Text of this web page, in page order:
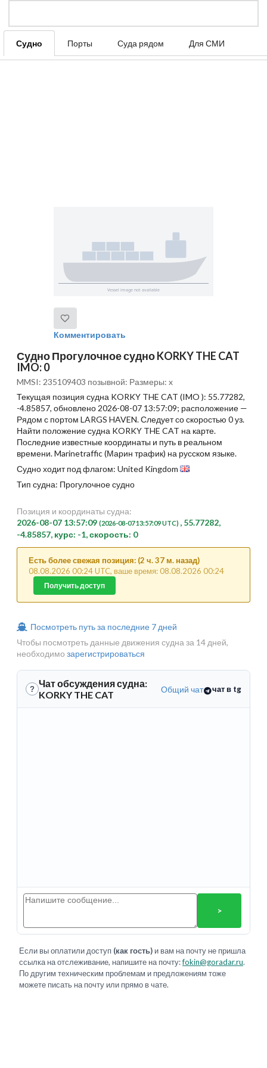
Судно Порты Суда рядом Для СМИ
Комментировать
Судно Прогулочное судно KORKY THE CAT
IMO: 0
MMSI: 235109403 позывной: Размеры: x
Текущая позиция судна KORKY THE CAT (IMO ): 55.77282,
-4.85857, обновлено 2026-08-07 13:57:09; расположение —
Рядом с портом LARGS HAVEN. Следует со скоростью 0 уз.
Найти положение судна KORKY THE CAT на карте.
Последние известные координаты и путь в реальном
времени. Marinetraffic (Марин трафик) на русском языке.
Судно ходит под флагом: United Kingdom
Тип судна: Прогулочное судно
Позиция и координаты судна:
2026-08-07 13:57:09 (2026-08-07 13:57:09 UTC) , 55.77282,
-4.85857, курс: -1, скорость: 0
Есть более свежая позиция: (2 ч. 37 м. назад)
08.08.2026 00:24 UTC, ваше время: 08.08.2026 00:24
Получить доступ
Посмотреть путь за последние 7 дней
Чтобы посмотреть данные движения судна за 14 дней,
необходимо зарегистрироваться
? Чат обсуждения судна:
KORKY THE CAT
Общий чат чат в tg
>
Если вы оплатили доступ (как гость) и вам на почту не пришла
ссылка на отслеживание, напишите на почту:fokin@goradar.ru.
По другим техническим проблемам и предложениям тоже
можете писать на почту или прямо в чате.